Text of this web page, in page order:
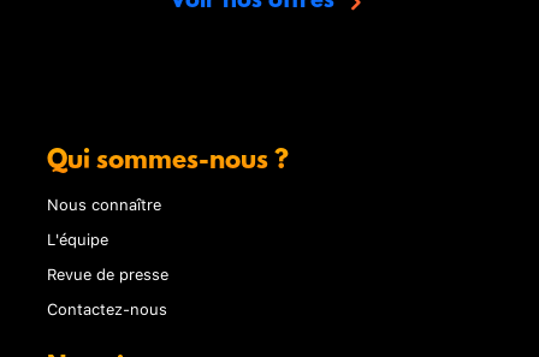
Qui sommes-nous ?
Nous connaître
L'équipe
Revue de presse
Contactez-nous